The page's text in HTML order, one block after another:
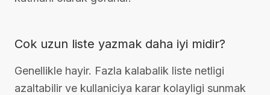
Cok uzun liste yazmak daha iyi midir?
Genellikle hayir. Fazla kalabalik liste netligi
azaltabilir ve kullaniciya karar kolayligi sunmak